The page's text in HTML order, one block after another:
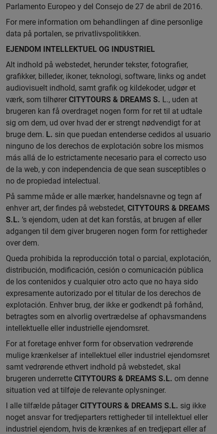
Parlamento Europeo y del Consejo de 27 de abril de 2016.
For mere information om behandlingen af dine personlige
data på portalen, se privatlivspolitikken.
EJENDOM INTELLEKTUEL OG INDUSTRIEL
Alt indhold på webstedet, herunder tekster, fotografier,
grafikker, billeder, ikoner, teknologi, software, links og andet
audiovisuelt indhold, samt grafik og kildekoder, udgør et
værk, som tilhører CITYTOURS & DREAMS S. L., uden at
brugeren kan få overdraget nogen form for ret til at udtale
sig om dem, ud over hvad der er strengt nødvendigt for at
bruge dem. L. sin que puedan entenderse cedidos al usuario
ninguno de los derechos de explotación sobre los mismos
más allá de lo estrictamente necesario para el correcto uso
de la web, y con independencia de que sean susceptibles o
no de propiedad intelectual.
På samme måde er alle mærker, handelsnavne og tegn af
enhver art, der findes på webstedet, CITYTOURS & DREAMS
S.L. ‘s ejendom, uden at det kan forstås, at brugen af eller
adgangen til dem giver brugeren nogen form for rettigheder
over dem.
Queda prohibida la reproducción total o parcial, explotación,
distribución, modificación, cesión o comunicación pública
de los contenidos y cualquier otro acto que no haya sido
expresamente autorizado por el titular de los derechos de
explotación. Enhver brug, der ikke er godkendt på forhånd,
betragtes som en alvorlig overtrædelse af ophavsmandens
intellektuelle eller industrielle ejendomsret.
For at foretage enhver form for observation vedrørende
mulige krænkelser af intellektuel eller industriel ejendomsret
samt vedrørende ethvert indhold på webstedet, skal
brugeren underrette CITYTOURS & DREAMS S.L. om denne
situation ved at tilføje de relevante oplysninger.
I alle tilfælde påtager CITYTOURS & DREAMS S.L. sig ikke
noget ansvar for tredjeparters rettigheder til intellektuel eller
industriel ejendom, hvis de krænkes af en tredjepart eller af